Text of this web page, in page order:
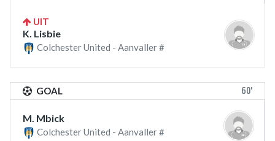
UIT
K. Lisbie
Colchester United - Aanvaller #
GOAL 60'
M. Mbick
Colchester United - Aanvaller #